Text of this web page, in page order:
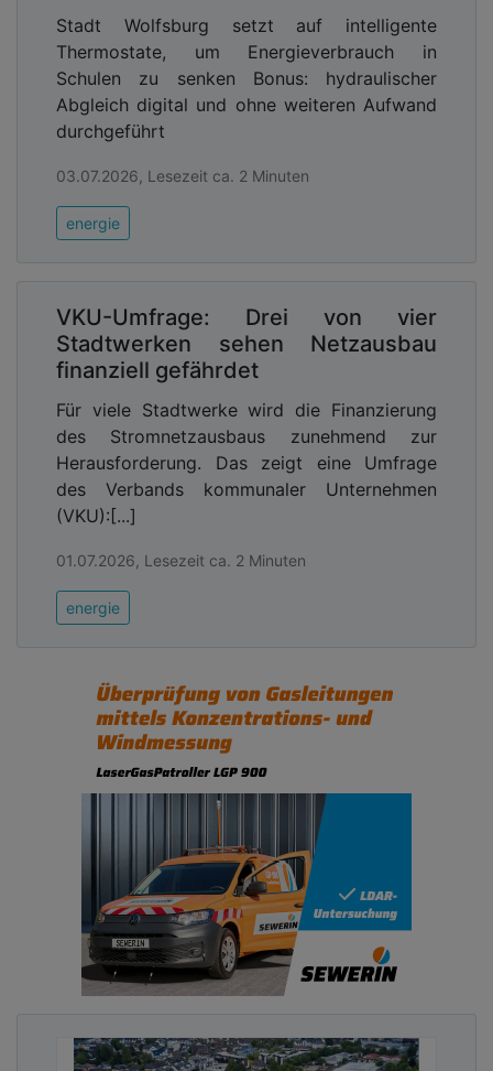
Stadt Wolfsburg setzt auf intelligente
Thermostate, um Energieverbrauch in
Schulen zu senken Bonus: hydraulischer
Abgleich digital und ohne weiteren Aufwand
durchgeführt
03.07.2026, Lesezeit ca. 2 Minuten
energie
VKU-Umfrage: Drei von vier
Stadtwerken sehen Netzausbau
finanziell gefährdet
Für viele Stadtwerke wird die Finanzierung
des Stromnetzausbaus zunehmend zur
Herausforderung. Das zeigt eine Umfrage
des Verbands kommunaler Unternehmen
(VKU):[...]
01.07.2026, Lesezeit ca. 2 Minuten
energie